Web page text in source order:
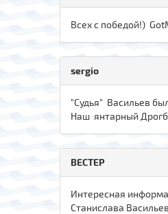
Всех с победой!)
sergio
"Cудья" Васильев
Наш янтарный
ВЕСТЕР
Интересная
Станислава